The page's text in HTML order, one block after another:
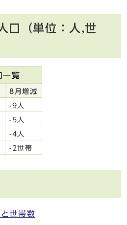
口（単位：人,世
一覧
8月増減
-9人
-5人
-4人
-2世帯
世帯数